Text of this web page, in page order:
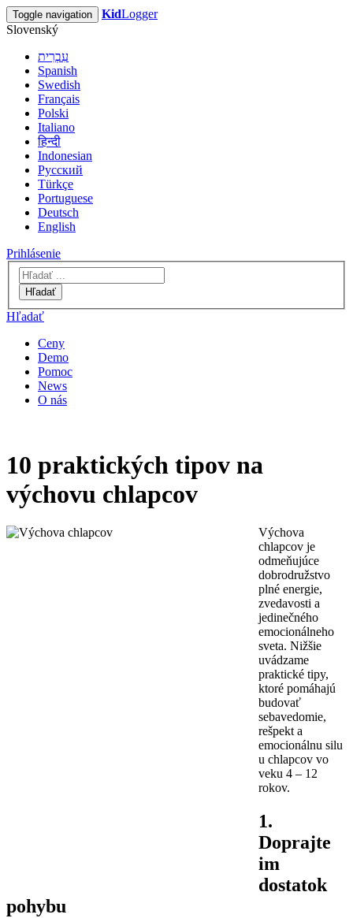
Toggle navigation KidLogger
Slovenský
עִבְרִית
Spanish
Swedish
Français
Polski
Italiano
हिन्दी
Indonesian
Русский
Türkçe
Portuguese
Deutsch
English
Prihlásenie
Hľadať
Hľadať
Ceny
Demo
Pomoc
News
O nás
10 praktických tipov na
výchovu chlapcov
Výchova
chlapcov je
odmeňujúce
dobrodružstvo
plné energie,
zvedavosti a
jedinečného
emocionálneho
sveta. Nižšie
uvádzame
praktické tipy,
ktoré pomáhajú
budovať
sebavedomie,
rešpekt a
emocionálnu silu
u chlapcov vo
veku 4 – 12
rokov.
1.
Doprajte
im
dostatok
pohybu